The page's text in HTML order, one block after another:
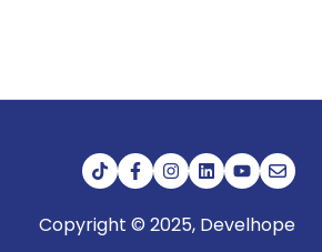
Copyright © 2025, Develhope